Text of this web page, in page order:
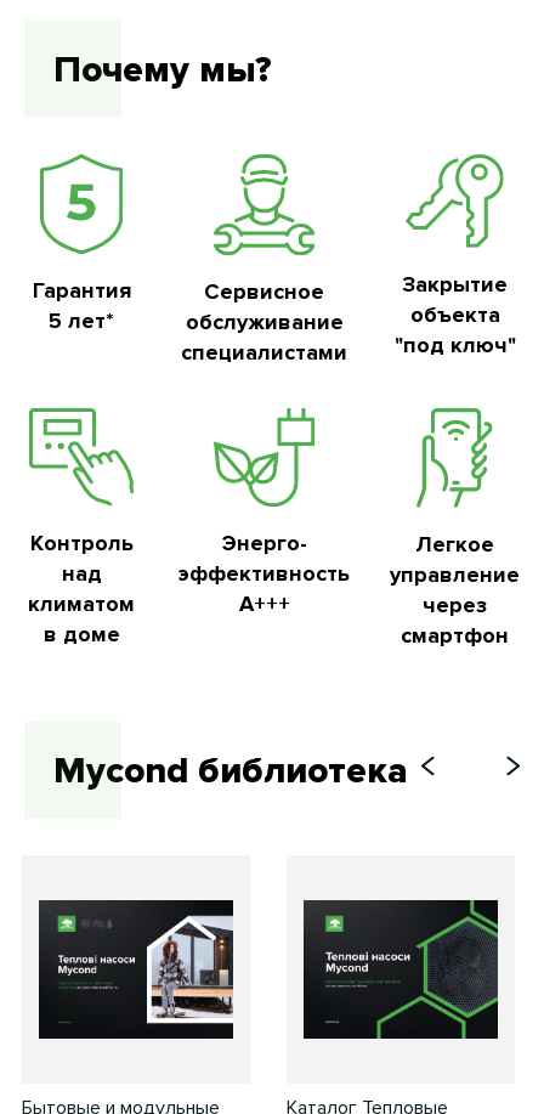
Почему мы?
Гарантия
5 лет*
Сервисное
обслуживание
специалистами
Закрытие
объекта
"под ключ"
Контроль
над
климатом
в доме
Энерго-
эффективность
А+++
Легкое
управление
через
смартфон
Mycond библиотека
Бытовые и модульные
Каталог Тепловые